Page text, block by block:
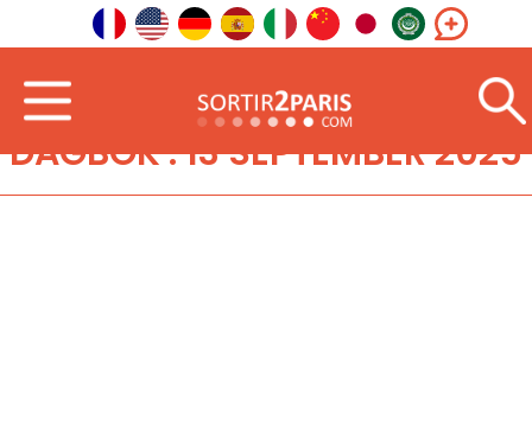
DAGBOK : 13 SEPTEMBER 2025